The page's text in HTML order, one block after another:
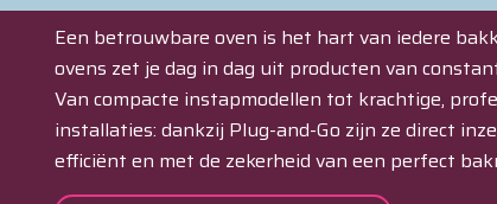
Een betrouwbare oven is het hart van iedere
ovens zet je dag in dag uit producten van
Van compacte instapmodellen tot krachtige,
installaties: dankzij Plug-and-Go zijn ze direct
efficiënt en met de zekerheid van een perfect